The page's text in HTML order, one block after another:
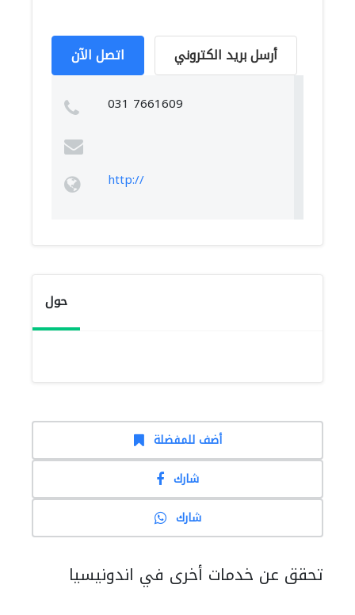
اتصل الآن أرسل بريد الكتروني
031 7661609
http://
حول
أضف للمفضلة
شارك
شارك
تحقق عن خدمات أخرى في اندونيسيا